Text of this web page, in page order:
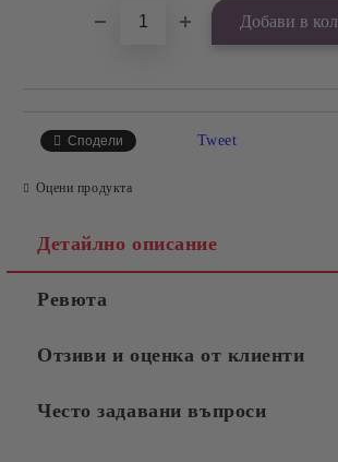
Сподели Tweet
Оцени продукта
Детайлно описание
Ревюта
Отзиви и оценка от клиенти
Често задавани въпроси